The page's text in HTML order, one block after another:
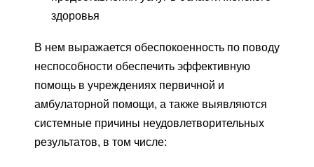
здоровья
В нем выражается обеспокоенность по поводу
неспособности обеспечить эффективную
помощь в учреждениях первичной и
амбулаторной помощи, а также выявляются
системные причины неудовлетворительных
результатов, в том числе: